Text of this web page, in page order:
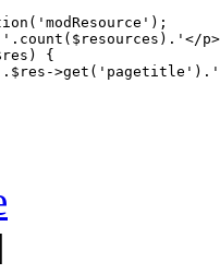
'.count($resources).'</
{